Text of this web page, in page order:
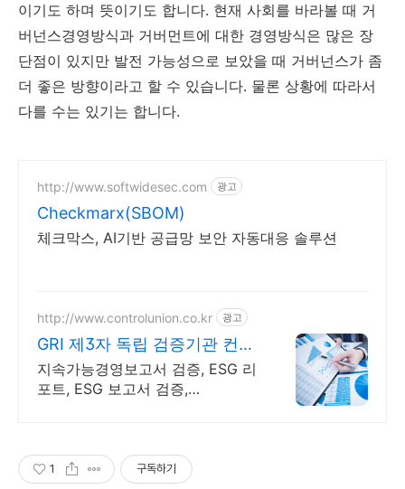
이기도 하며 뜻이기도 합니다. 현재 사회를 바라볼 때 거
버넌스경영방식과 거버먼트에 대한 경영방식은 많은 장
단점이 있지만 발전 가능성으로 보았을 때 거버넌스가 좀
더 좋은 방향이라고 할 수 있습니다. 물론 상황에 따라서
다를 수는 있기는 합니다.
http://www.softwidesec.com 광고
Checkmarx(SBOM)
체크막스, AI기반 공급망 보안 자동대응 솔루션
http://www.controlunion.co.kr 광고
GRI 제3자 독립 검증기관 컨트
롤유니온코리아
지속가능경영보고서 검증, ESG 리
포트, ESG 보고서 검증,
1 구독하기